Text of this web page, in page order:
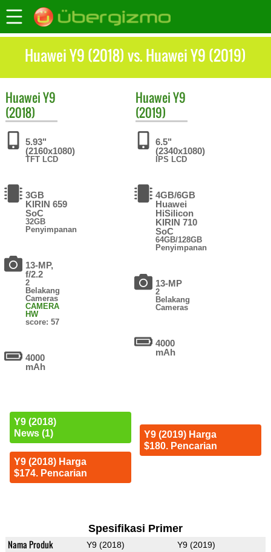
Huawei Y9 (2018) vs. Huawei Y9 (2019)
HuaweiY9
(2018)
5.93"
(2160x1080)
TFT LCD
3GB
KIRIN 659
SoC
32GB
Penyimpanan
13-MP,
f/2.2
2
Belakang
Cameras
CAMERA
HW
score: 57
4000
mAh
Y9 (2018)
News (1)
Y9 (2018) Harga
$174. Pencarian
HuaweiY9
(2019)
6.5"
(2340x1080)
IPS LCD
4GB/6GB
Huawei
HiSilicon
KIRIN 710
SoC
64GB/128GB
Penyimpanan
13-MP
2
Belakang
Cameras
4000
mAh
Y9 (2019) Harga
$180. Pencarian
Spesifikasi Primer
Nama Produk Y9 (2018) Y9 (2019)